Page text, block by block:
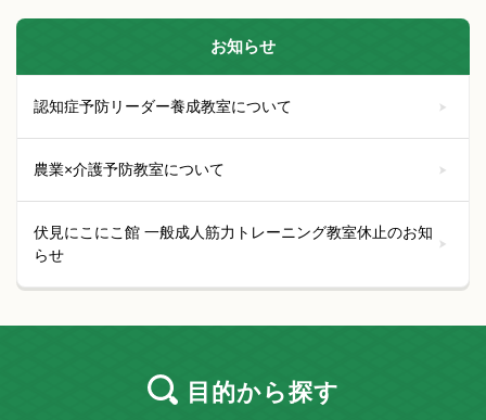
お知らせ
認知症予防リーダー養成教室について
農業×介護予防教室について
伏見にこにこ館 一般成人筋力トレーニング教室休止のお知
らせ
目的から探す